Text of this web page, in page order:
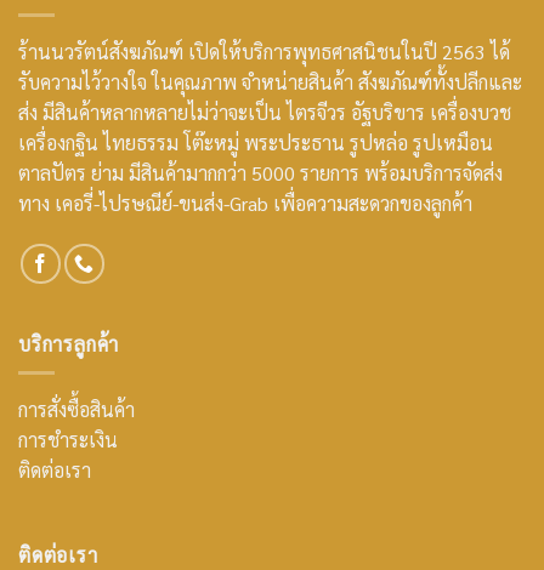
ร้านนวรัตน์สังฆภัณฑ์ เปิดให้บริการพุทธศาสนิชนในปี 2563 ได้
รับความไว้วางใจ ในคุณภาพ จำหน่ายสินค้า สังฆภัณฑ์ทั้งปลีกและ
ส่ง มีสินค้าหลากหลายไม่ว่าจะเป็น ไตรจีวร อัฐบริขาร เครื่องบวช
เครื่องกฐิน ไทยธรรม โต๊ะหมู่ พระประธาน รูปหล่อ รูปเหมือน
ตาลปัตร ย่าม มีสินค้ามากกว่า 5000 รายการ พร้อมบริการจัดส่ง
ทาง เคอรี่-ไปรษณีย์-ขนส่ง-Grab เพื่อความสะดวกของลูกค้า
บริการลูกค้า
การสั่งซื้อสินค้า
การชำระเงิน
ติดต่อเรา
ติดต่อเรา